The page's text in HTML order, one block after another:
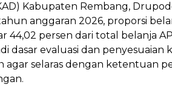
Kabupaten Rembang,
anggaran 2026, proporsi
44,02 persen dari total belanja
dasar evaluasi dan penyesuaian
agar selaras dengan ketentuan